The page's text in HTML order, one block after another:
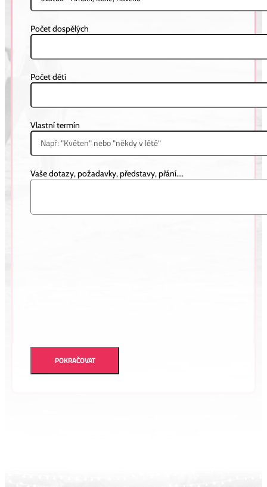
Počet dospělých
Počet dětí
Vlastní termín
Vaše dotazy, požadavky, představy, přání....
POKRAČOVAT